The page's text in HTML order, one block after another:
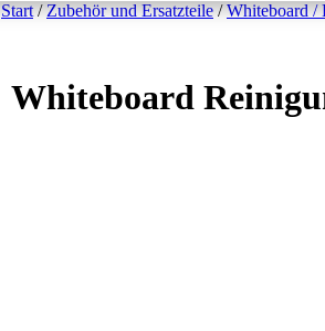
Start/Zubehör und Ersatzteile/Whiteboard /
Whiteboard